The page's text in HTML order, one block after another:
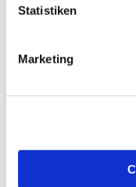
Statistiken
Marketing